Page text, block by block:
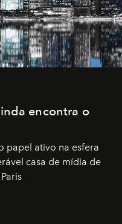
encontra o
papel ativo na esfera
casa de mídia de